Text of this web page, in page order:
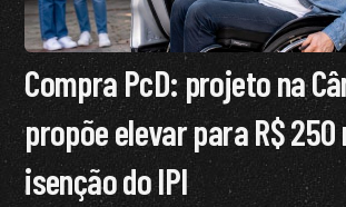
Compra PcD: projeto na
propõe elevar para R$
isenção do IPI